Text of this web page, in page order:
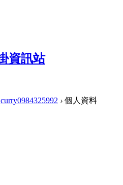
curry0984325992 › 個人資料